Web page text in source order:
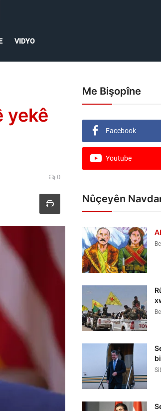
VIDYO
yekê
0
Me Bişopîne
Facebook
Youtube
Nûçeyên